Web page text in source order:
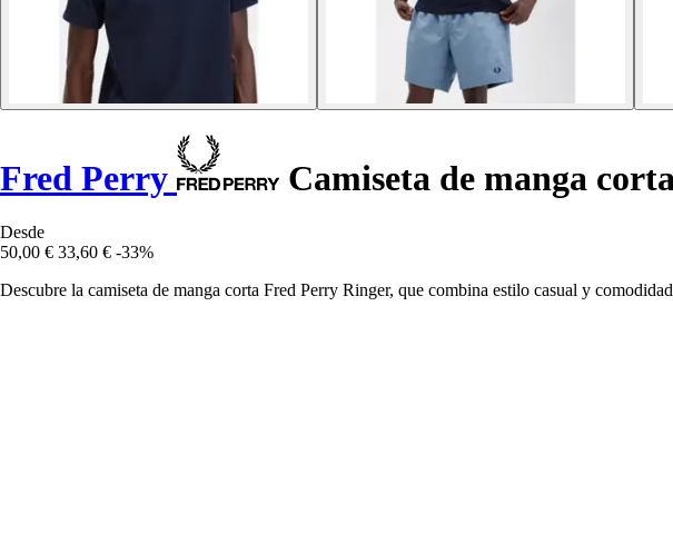
Fred Perry Camiseta de manga
Desde
50,00 € 33,60 € -33%
Descubre la camiseta de manga corta Fred Perry Ringer, que combina estilo casual y